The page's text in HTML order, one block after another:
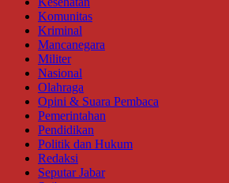
Komunitas
Kriminal
Mancanegara
Militer
Nasional
Olahraga
Opini & Suara Pembaca
Pemerintahan
Pendidikan
Politik dan Hukum
Redaksi
Seputar Jabar